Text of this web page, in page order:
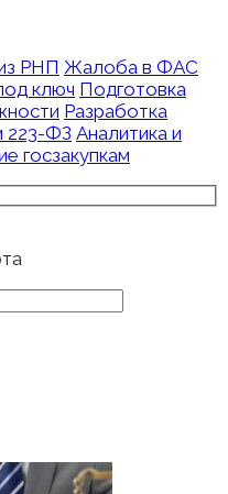
РНП Жалоба в ФАС
ключ Подготовка
Разработка
223-ФЗ Аналитика и
госзакупкам